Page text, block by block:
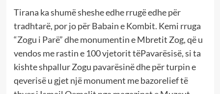
Tirana ka shumë sheshe edhe rrugë edhe për
tradhtarë, por jo për Babain e Kombit. Kemi rruga
“Zogu i Parë” dhe monumentin e Mbretit Zog, që u
vendos me rastin e 100 vjetorit tëPavarësisë, si ta
kishte shpallur Zogu pavarësinë dhe për turpin e
qeverisë u gjet një monument me bazorelief të